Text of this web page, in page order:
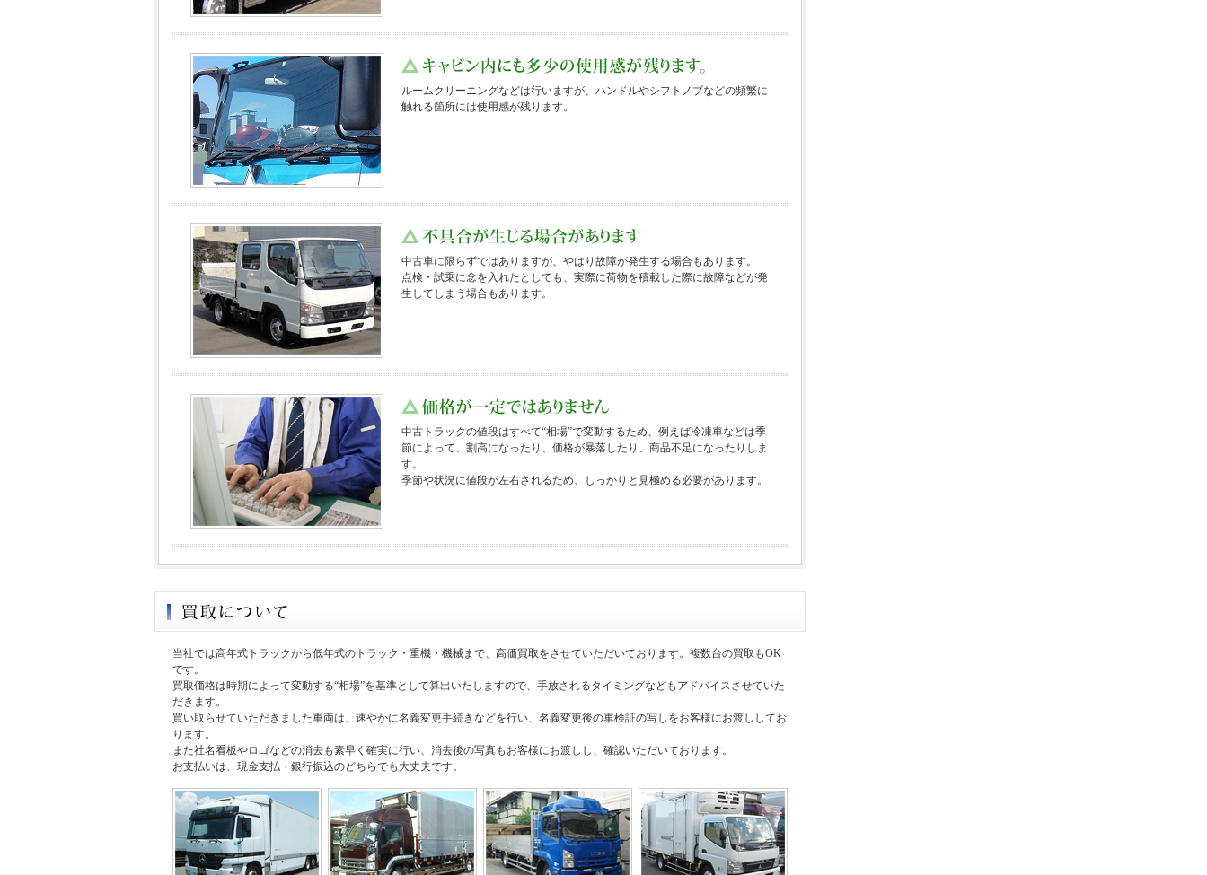
ルームクリーニングなどは行いますが、ハンドルやシフトノブなどの頻繁に
触れる箇所には使用感が残ります。
中古車に限らずではありますが、やはり故障が発生する場合もあります。
点検・試乗に念を入れたとしても、実際に荷物を積載した際に故障などが発
生してしまう場合もあります。
中古トラックの値段はすべて“相場”で変動するため、例えば冷凍車などは季
節によって、割高になったり、価格が暴落したり、商品不足になったりしま
す。
季節や状況に値段が左右されるため、しっかりと見極める必要があります。
当社では高年式トラックから低年式のトラック・重機・機械まで、高価買取をさせていただいております。複数台の買取もOK
です。
買取価格は時期によって変動する“相場”を基準として算出いたしますので、手放されるタイミングなどもアドバイスさせていた
だきます。
買い取らせていただきました車両は、速やかに名義変更手続きなどを行い、名義変更後の車検証の写しをお客様にお渡ししてお
ります。
また社名看板やロゴなどの消去も素早く確実に行い、消去後の写真もお客様にお渡しし、確認いただいております。
お支払いは、現金支払・銀行振込のどちらでも大丈夫です。